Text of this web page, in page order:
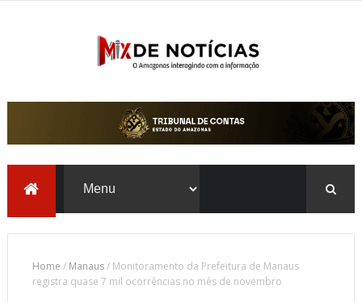
Home / Manaus/ Monitoramento da Prefeitura de Manaus
registra quase 7 mil ocorrências no mês de novembro